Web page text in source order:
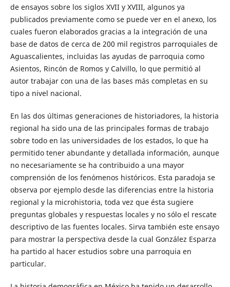
de ensayos sobre los siglos XVII y XVIII, algunos ya
publicados previamente como se puede ver en el anexo, los
cuales fueron elaborados gracias a la integración de una
base de datos de cerca de 200 mil registros parroquiales de
Aguascalientes, incluidas las ayudas de parroquia como
Asientos, Rincón de Romos y Calvillo, lo que permitió al
autor trabajar con una de las bases más completas en su
tipo a nivel nacional.
En las dos últimas generaciones de historiadores, la historia
regional ha sido una de las principales formas de trabajo
sobre todo en las universidades de los estados, lo que ha
permitido tener abundante y detallada información, aunque
no necesariamente se ha contribuido a una mayor
comprensión de los fenómenos históricos. Esta paradoja se
observa por ejemplo desde las diferencias entre la historia
regional y la microhistoria, toda vez que ésta sugiere
preguntas globales y respuestas locales y no sólo el rescate
descriptivo de las fuentes locales. Sirva también este ensayo
para mostrar la perspectiva desde la cual González Esparza
ha partido al hacer estudios sobre una parroquia en
particular.